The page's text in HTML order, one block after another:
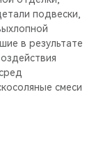
подвески,
в результате
смеси